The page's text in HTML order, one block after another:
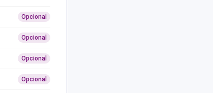
Opcional
Opcional
Opcional
Opcional